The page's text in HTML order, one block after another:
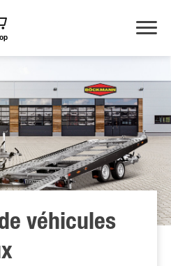
véhicules